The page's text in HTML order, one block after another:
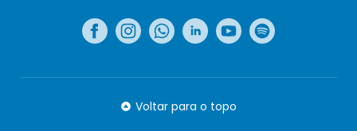
Voltar para o topo